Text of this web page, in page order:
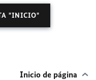
"INICIO"
Inicio de página